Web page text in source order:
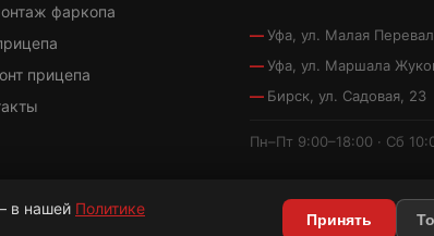
фаркопа
прицепа
Уфа, ул. Малая
Уфа, ул. Маршала
Бирск, ул. Садовая, 23
Пн–Пт 9:00–18:00 · Сб
Политика конфиденциальности
в нашей Политике
Принять